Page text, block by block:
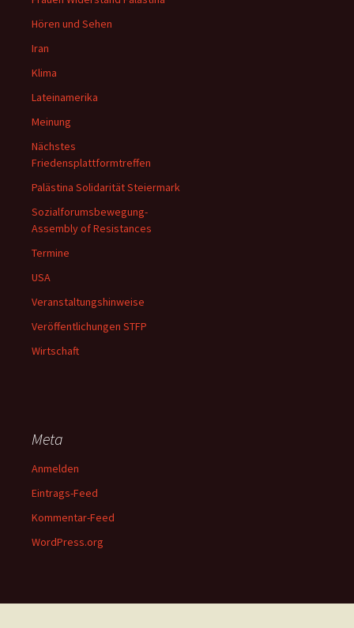
Hören und Sehen
Iran
Klima
Lateinamerika
Meinung
Nächstes
Friedensplattformtreffen
Palästina Solidarität Steiermark
Sozialforumsbewegung-
Assembly of Resistances
Termine
USA
Veranstaltungshinweise
Veröffentlichungen STFP
Wirtschaft
Meta
Anmelden
Eintrags-Feed
Kommentar-Feed
WordPress.org